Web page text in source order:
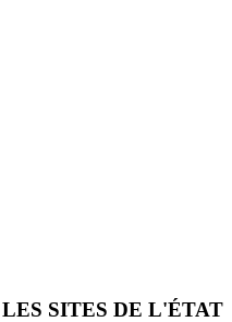
LES SITES DE L'ÉTAT